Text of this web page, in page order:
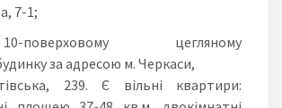
7-1;
10-поверховому цегляному
за адресою м. Черкаси,
239. Є вільні квартири: